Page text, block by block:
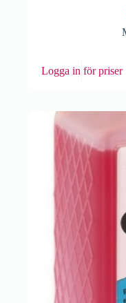
Logga in för priser